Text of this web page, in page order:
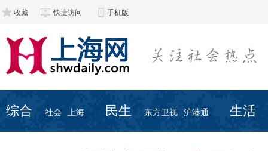
收藏 快捷访问 手机版
综合 社会 上海 民生 东方卫视 沪港通 生活